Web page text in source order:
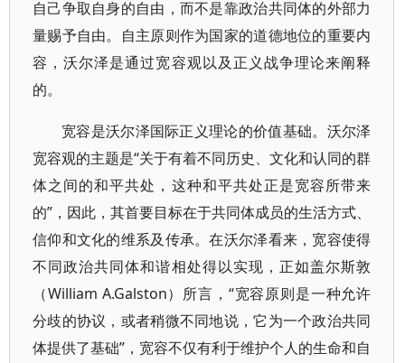
自己争取自身的自由，而不是靠政治共同体的外部力
量赐予自由。自主原则作为国家的道德地位的重要内
容，沃尔泽是通过宽容观以及正义战争理论来阐释
的。
宽容是沃尔泽国际正义理论的价值基础。沃尔泽
宽容观的主题是“关于有着不同历史、文化和认同的群
体之间的和平共处，这种和平共处正是宽容所带来
的”，因此，其首要目标在于共同体成员的生活方式、
信仰和文化的维系及传承。在沃尔泽看来，宽容使得
不同政治共同体和谐相处得以实现，正如盖尔斯敦
（William A.Galston）所言，“宽容原则是一种允许
分歧的协议，或者稍微不同地说，它为一个政治共同
体提供了基础”，宽容不仅有利于维护个人的生命和自